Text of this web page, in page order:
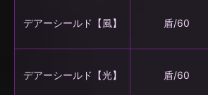
デアーシールド【風】 盾/60
デアーシールド【光】 盾/60